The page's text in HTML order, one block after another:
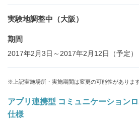
実験地調整中（大阪）
期間
2017年2月3日～2017年2月12日（予定）
※上記実施場所・実施期間は変更の可能性があります
アプリ連携型 コミュニケーション
仕様